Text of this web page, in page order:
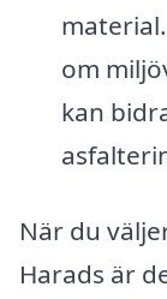
om
kan
När du
Harads är